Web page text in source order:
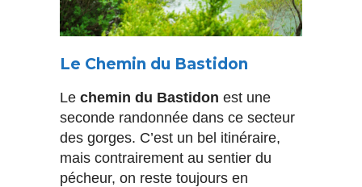
Le Chemin du Bastidon
Le chemin du Bastidon est une
seconde randonnée dans ce secteur
des gorges. C’est un bel itinéraire,
mais contrairement au sentier du
pécheur, on reste toujours en